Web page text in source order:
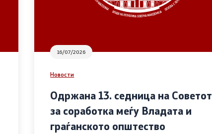
16/07/2026
Новости
Одржана 13. седница на Советот
за соработка меѓу Владата и
граѓанското општество